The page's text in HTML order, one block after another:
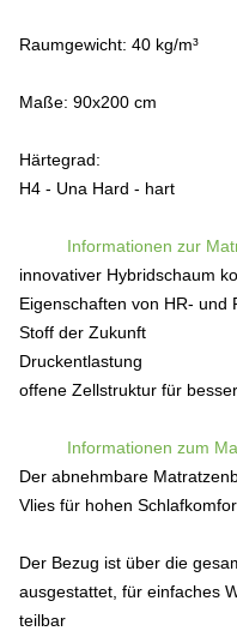
Raumgewicht: 40 kg/m³
Maße: 90x200 cm
Härtegrad:
H4 - Una Hard - hart
Informationen zur
innovativer Hybridschaum
Eigenschaften von HR- und
Stoff der Zukunft
Druckentlastung
offene Zellstruktur für
Informationen zum
Der abnehmbare
Vlies für hohen
Der Bezug ist über die
ausgestattet, für einfaches
teilbar